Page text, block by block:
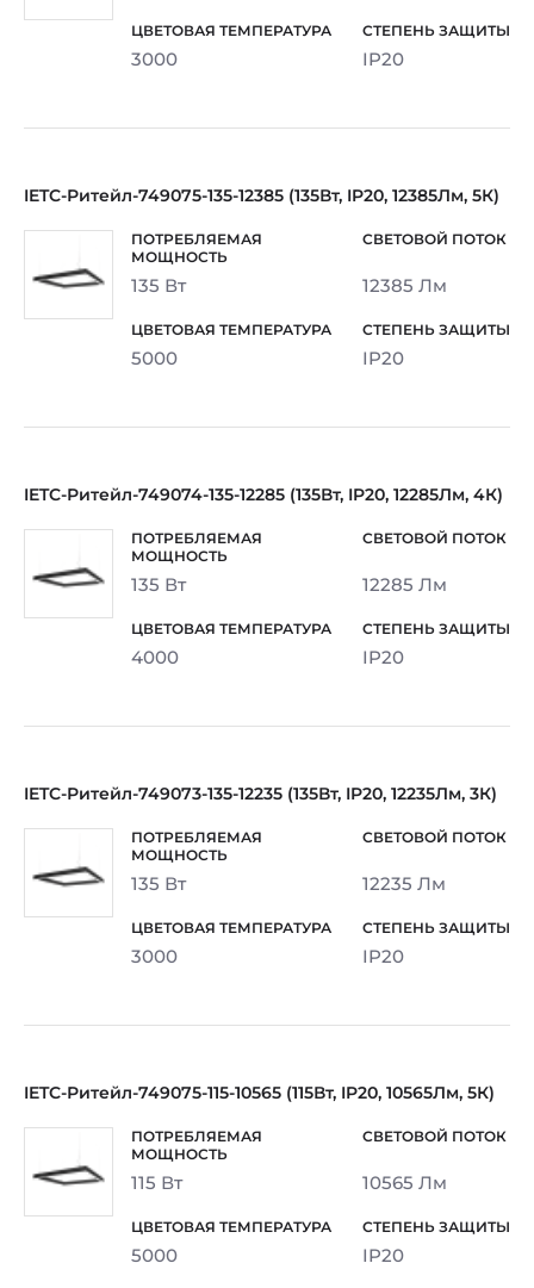
3000 IP20
IETC-Ритейл-749075-135-12385 (135Вт, IP20, 12385Лм, 5К)
135 Вт 12385 Лм
5000 IP20
IETC-Ритейл-749074-135-12285 (135Вт, IP20, 12285Лм, 4К)
135 Вт 12285 Лм
4000 IP20
IETC-Ритейл-749073-135-12235 (135Вт, IP20, 12235Лм, 3К)
135 Вт 12235 Лм
3000 IP20
IETC-Ритейл-749075-115-10565 (115Вт, IP20, 10565Лм, 5К)
115 Вт 10565 Лм
5000 IP20